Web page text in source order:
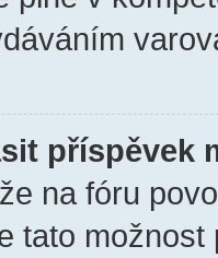
příspěvek
na fóru
tato